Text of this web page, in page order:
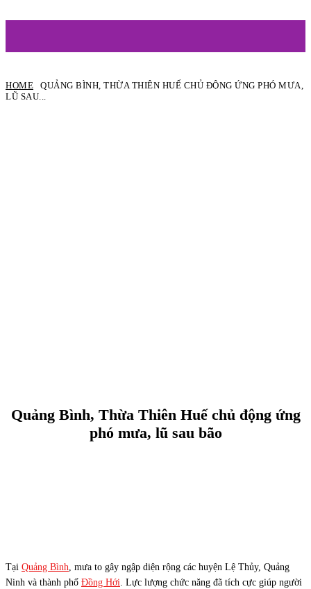
HOME
QUẢNG BÌNH, THỪA THIÊN HUẾ CHỦ ĐỘNG ỨNG PHÓ MƯA,
LŨ SAU...
Quảng Bình, Thừa Thiên Huế chủ động ứng
phó mưa, lũ sau bão
Tại Quảng Bình , mưa to gây ngập diện rộng các huyện Lệ Thủy, Quảng
Ninh và thành phố Đồng Hới . Lực lượng chức năng đã tích cực giúp người